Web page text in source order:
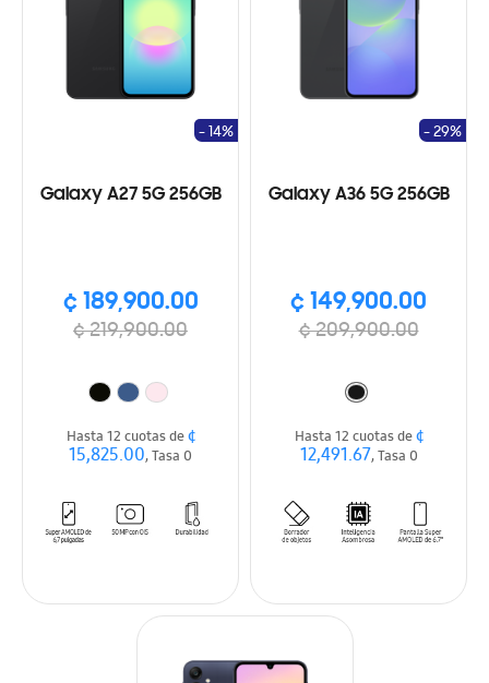
Galaxy A27 5G 256GB
¢ 189,900.00
¢ 219,900.00
- 14%
Hasta 12 cuotas de¢
15,825.00, Tasa 0
Galaxy A36 5G 256GB
¢ 149,900.00
¢ 209,900.00
- 29%
Hasta 12 cuotas de¢
12,491.67, Tasa 0